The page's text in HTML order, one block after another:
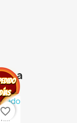
favorite_border